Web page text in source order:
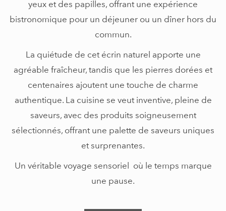
yeux et des papilles, offrant une expérience
bistronomique pour un déjeuner ou un dîner hors du
commun.
La quiétude de cet écrin naturel apporte une
agréable fraîcheur, tandis que les pierres dorées et
centenaires ajoutent une touche de charme
authentique. La cuisine se veut inventive, pleine de
saveurs, avec des produits soigneusement
sélectionnés, offrant une palette de saveurs uniques
et surprenantes.
Un véritable voyage sensoriel où le temps marque
une pause.